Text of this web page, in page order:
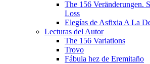
The 156 Veränderungen.
Loss
Elegías de Asfixia A La
Lecturas del Autor
The 156 Variations
Trovo
Fábula hez de Eremitaño